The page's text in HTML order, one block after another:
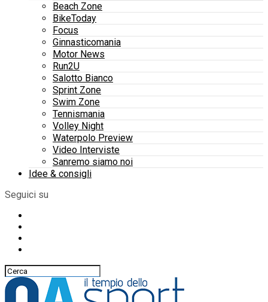
Beach Zone
BikeToday
Focus
Ginnasticomania
Motor News
Run2U
Salotto Bianco
Sprint Zone
Swim Zone
Tennismania
Volley Night
Waterpolo Preview
Video Interviste
Sanremo siamo noi
Idee & consigli
Seguici su